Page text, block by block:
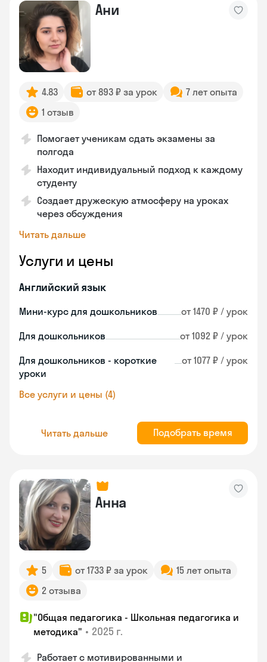
Ани
4.83 от 893 ₽ за урок
7 лет опыта
1 отзыв
Помогает ученикам сдать экзамены за
полгода
Находит индивидуальный подход к каждому
студенту
Создает дружескую атмосферу на уроках
через обсуждения
Читать дальше
Услуги и цены
Английский язык
Мини-курс для дошкольников от 1470 ₽ / урок
Для дошкольников от 1092 ₽ / урок
Для дошкольников - короткие
уроки
от 1077 ₽ / урок
Все услуги и цены (4)
Читать дальше Подобрать время
Анна
5 от 1733 ₽ за урок
15 лет опыта
2 отзыва
"Общая педагогика - Школьная педагогика и
методика" • 2025 г.
Работает с мотивированными и